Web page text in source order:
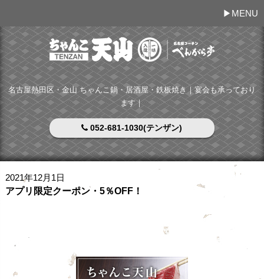
MENU
名古屋熱田区・金山 ちゃんこ鍋・居酒屋・鉄板焼き｜宴会も承っており
ます｜
052-681-1030(テンザン)
2021年12月1日
アプリ限定クーポン・5％OFF！